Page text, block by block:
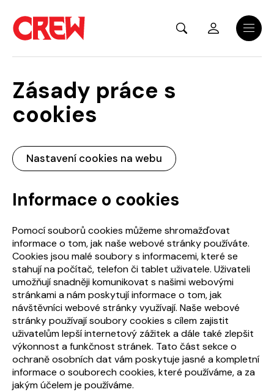
Menu
Zásady práce s
cookies
Nastavení cookies na webu
Informace o cookies
Pomocí souborů cookies můžeme shromažďovat
informace o tom, jak naše webové stránky používáte.
Cookies jsou malé soubory s informacemi, které se
stahují na počítač, telefon či tablet uživatele. Uživateli
umožňují snadněji komunikovat s našimi webovými
stránkami a nám poskytují informace o tom, jak
návštěvníci webové stránky využívají. Naše webové
stránky používají soubory cookies s cílem zajistit
uživatelům lepší internetový zážitek a dále také zlepšit
výkonnost a funkčnost stránek. Tato část sekce o
ochraně osobních dat vám poskytuje jasné a kompletní
informace o souborech cookies, které používáme, a za
jakým účelem je používáme.